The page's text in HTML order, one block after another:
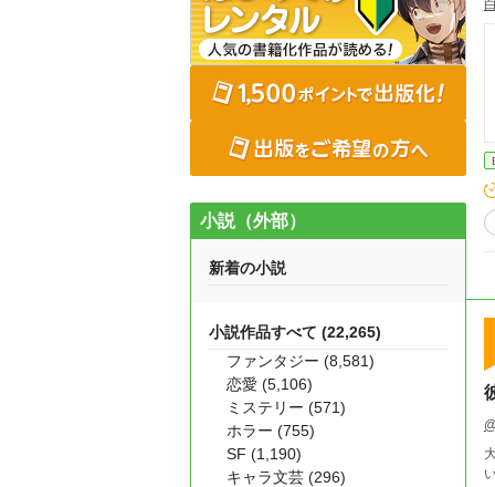
大
い
小説（外部）
新着の小説
小説作品すべて (22,265)
ファンタジー (8,581)
恋愛 (5,106)
ミステリー (571)
ホラー (755)
SF (1,190)
キャラ文芸 (296)